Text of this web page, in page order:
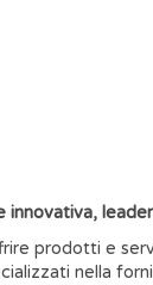
innovativa,
prodotti e
nella